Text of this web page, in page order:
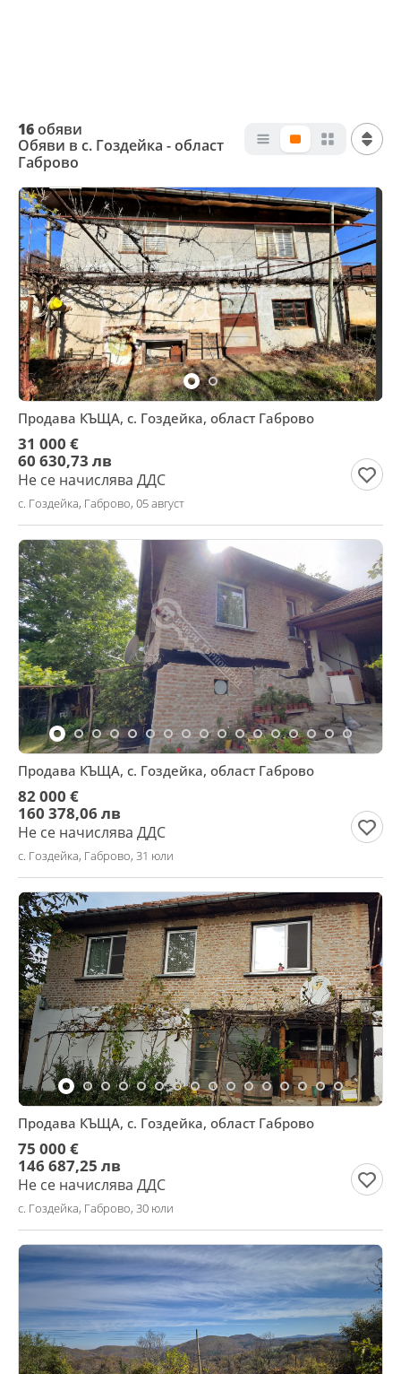
16обяви
Обяви в с. Гоздейка - област
Габрово
Продава КЪЩА, с. Гоздейка, област Габрово
31 000 €
60 630,73 лв
Не се начислява ДДС
с. Гоздейка, Габрово, 05 август
Продава КЪЩА, с. Гоздейка, област Габрово
82 000 €
160 378,06 лв
Не се начислява ДДС
с. Гоздейка, Габрово, 31 юли
Продава КЪЩА, с. Гоздейка, област Габрово
75 000 €
146 687,25 лв
Не се начислява ДДС
с. Гоздейка, Габрово, 30 юли